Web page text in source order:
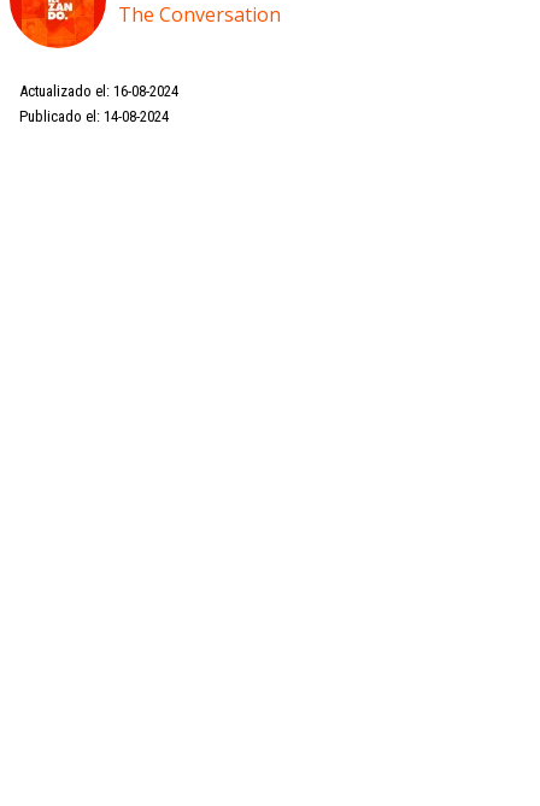
The Conversation
Actualizado el: 16-08-2024
Publicado el: 14-08-2024